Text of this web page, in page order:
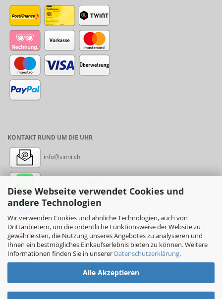
Diese Webseite verwendet Cookies und
andere Technologien
Wir verwenden Cookies und ähnliche Technologien, auch von
Drittanbietern, um die ordentliche Funktionsweise der Website zu
gewährleisten, die Nutzung unseres Angebotes zu analysieren und
Ihnen ein bestmögliches Einkaufserlebnis bieten zu können. Weitere
Informationen finden Sie in unserer Datenschutzerklärung.
Alle Akzeptieren
KONTAKT RUND UM DIE UHR
info@sinni.ch
Messenger: sinni.ch
Instagram: sinni_ch
Online-Shopby sinni.ch © 2017-2026